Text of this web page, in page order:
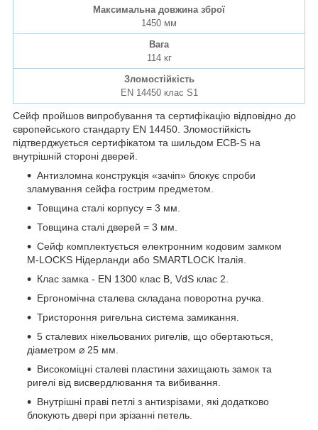
Максимальна довжина зброї
1450 мм
Вага
114 кг
Зломостійкість
EN 14450 клас S1
Сейф пройшов випробування та сертифікацію відповідно до
європейського стандарту EN 14450. Зломостійкість
підтверджується сертифікатом та шильдом ECB-S на
внутрішній стороні дверей.
Антизломна конструкція «зачіп» блокує спроби
зламування сейфа гострим предметом.
Товщина сталі корпусу = 3 мм.
Товщина сталі дверей = 3 мм.
Сейф комплектується електронним кодовим замком
M-LOCKS Нідерланди або SMARTLOCK Італія.
Клас замка - EN 1300 клас B, VdS клас 2.
Ергономічна сталева складана поворотна ручка.
Тристороння ригельна система замикання.
5 сталевих нікельованих ригелів, що обертаються,
діаметром ⌀ 25 мм.
Високоміцні сталеві пластини захищають замок та
ригелі від висвердлювання та вибивання.
Внутрішні праві петлі з антизрізами, які додатково
блокують двері при зрізанні петель.